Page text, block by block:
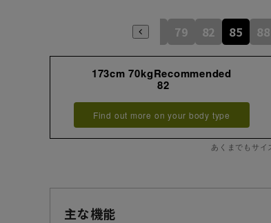
73 76 79 82 85 88
173cm 70kgRecommended
82
Find out more on your body type
あくまでもサイ
主な機能